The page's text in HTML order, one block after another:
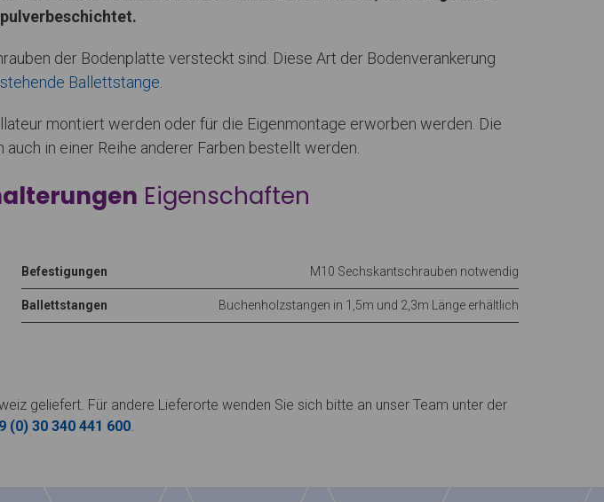
der Bodenplatte versteckt sind. Diese Art der Bodenverankerung
Ballettstange
montiert werden oder für die Eigenmontage erworben werden. Die
in einer Reihe anderer Farben bestellt werden.
Eigenschaften
Befestigungen M10 Sechskantschrauben notwendig
Ballettstangen Buchenholzstangen in 1,5m und 2,3m Länge erhältlich
geliefert. Für andere Lieferorte wenden Sie sich bitte an unser Team unter der
(0) 30 340 441 600